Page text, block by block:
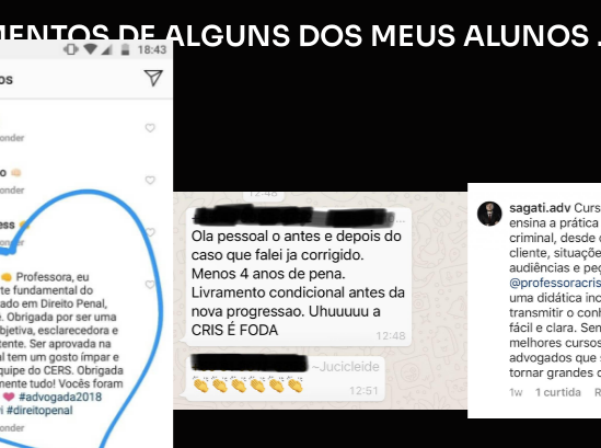
DE ALGUNS DOS MEUS ALUNOS